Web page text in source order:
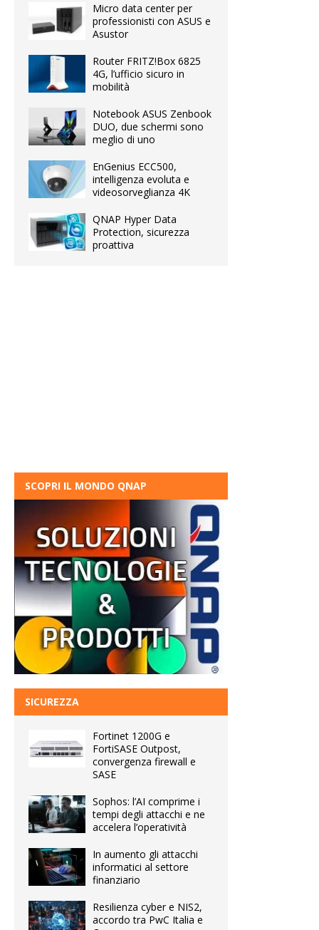
Micro data center per
professionisti con ASUS e
Asustor
Router FRITZ!Box 6825
4G, l’ufficio sicuro in
mobilità
Notebook ASUS Zenbook
DUO, due schermi sono
meglio di uno
EnGenius ECC500,
intelligenza evoluta e
videosorveglianza 4K
QNAP Hyper Data
Protection, sicurezza
proattiva
SCOPRI IL MONDO QNAP
SICUREZZA
Fortinet 1200G e
FortiSASE Outpost,
convergenza firewall e
SASE
Sophos: l’AI comprime i
tempi degli attacchi e ne
accelera l’operatività
In aumento gli attacchi
informatici al settore
finanziario
Resilienza cyber e NIS2,
accordo tra PwC Italia e